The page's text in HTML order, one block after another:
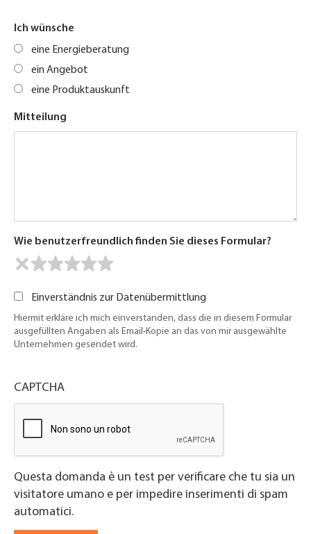
Ich wünsche
eine Energieberatung
ein Angebot
eine Produktauskunft
Mitteilung
Wie benutzerfreundlich finden Sie dieses Formular?
Einverständnis zur Datenübermittlung
Hiermit erkläre ich mich einverstanden, dass die in diesem Formular
ausgefüllten Angaben als Email-Kopie an das von mir ausgewählte
Unternehmen gesendet wird.
CAPTCHA
Questa domanda è un test per verificare che tu sia un
visitatore umano e per impedire inserimenti di spam
automatici.